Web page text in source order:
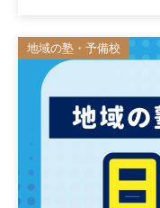
地域の塾・予備校